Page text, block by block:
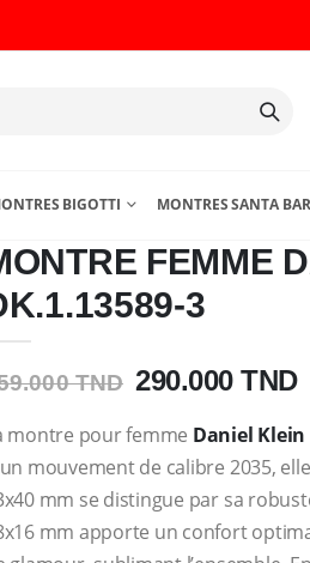
BIGOTTI MONTRES SANTA
FEMME
3
TND 290.000 TND
montre pour femme Daniel Klein
mouvement de calibre 2035,
mm se distingue par sa
mm apporte un confort